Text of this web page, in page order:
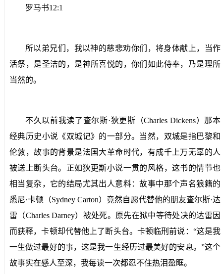
罗马书12:1
所以弟兄们，我以神的慈悲劝你们，将身体献上，当作
活祭，是圣洁的，是神所喜悦的，你们如此侍奉，乃是理所
当然的。
不久以前我读了查尔斯·狄更斯（Charles Dickens）那本
经典历史小说《双城记》的一部分。当然，双城是指巴黎和
伦敦，故事的背景是法国大革命时代，有成千上万无辜的人
被送上断头台。正如狄更斯小说一贯的风格，这书的情节也
相当复杂，它的结局尤其出人意料：故事中那个声名狼籍的
悉尼·卡顿（Sydney Carton）竟然自愿代替他的朋友查尔斯·达
雷（Charles Darney）被处死。原先在狱中等待处决的达雷因
而获释，卡顿却代替他上了断头台。卡顿临刑前说：“这是我
一生做过最好的事，这是我一生经历过最美好的安息。”这个
故事实在感人至深，我每读一次都忍不住热泪盈眶。